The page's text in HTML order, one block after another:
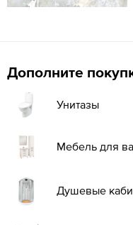
Дополните
Унитазы
Мебель для
Душевые